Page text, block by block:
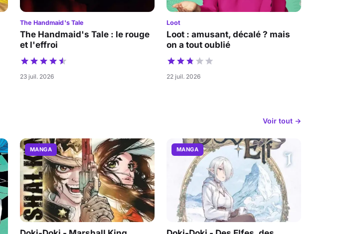
The Handmaid's Tale
The Handmaid's Tale : le rouge
et l'effroi
23 juil. 2026
Loot
Loot : amusant, décalé ? mais
on a tout oublié
22 juil. 2026
Voir tout →
MANGA MANGA